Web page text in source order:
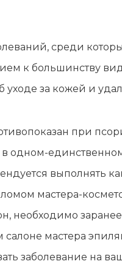
среди
к большинству
уходе за кожей и
при
одном-
выполнять
мастера-
необходимо
салоне мастера
заболевание на